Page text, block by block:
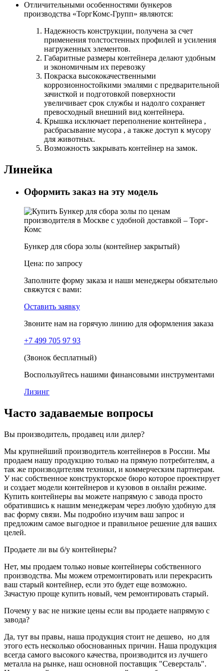
Отличительными особенностями бункеров
производства «ТоргКомс-Групп» являются:
Надежность конструкции, получена за счет
применения толстостенных профилей и усиления
нагруженных элементов.
Габаритные размеры контейнера делают удобным
и экономичным их перевозку
Покраска высококачественными
коррозионностойкими эмалями с предварительной
зачисткой и подготовкой поверхности
увеличивает срок службы и надолго сохраняет
превосходный внешний вид контейнера.
Крышка исключает переполнение контейнера ,
расбрасывание мусора , а также доступ к мусору
для животных.
Возможность закрывать контейнер на замок.
Линейка
Оформить заказ на эту модель
Бункер для сбора золы (контейнер закрытый)
Цена: по запросу
Заполните форму заказа и наши менеджеры обязательно
свяжутся с вами:
Оставить заявку
Звоните нам на горячую линию для оформления заказа
+7 499 705 97 93
(Звонок бесплатный)
Воспользуйтесь нашими финансовыми инструментами
Лизинг
Часто задаваемые вопросы
Вы производитель, продавец или дилер?
Мы крупнейший производитель контейнеров в России. Мы
продаем нашу продукцию только на прямую потребителям, а
так же производителям техники, и коммерческим партнерам.
У нас собственное конструкторское бюро которое проектирует
и создает модели контейнеров и кузовов в онлайн режиме.
Купить контейнеры вы можете напрямую с завода просто
обратившись к нашим менеджерам через любую удобную для
вас форму связи. Мы подробно изучим ваш запрос и
предложим самое выгодное и правильное решение для ваших
целей.
Продаете ли вы б/у контейнеры?
Нет, мы продаем только новые контейнеры собственного
производства. Мы можем отремонтировать или перекрасить
ваш старый контейнер, если это будет еще возможно.
Зачастую проще купить новый, чем ремонтировать старый.
Почему у вас не низкие цены если вы продаете напрямую с
завода?
Да, тут вы правы, наша продукция стоит не дешево, но для
этого есть несколько обоснованных причин. Наша продукция
всегда самого высокого качества, производится из лучшего
металла на рынке, наш основной поставщик "Северсталь".